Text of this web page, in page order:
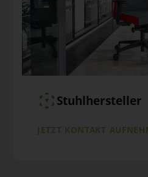
Stuhlhersteller
JETZT KONTAKT